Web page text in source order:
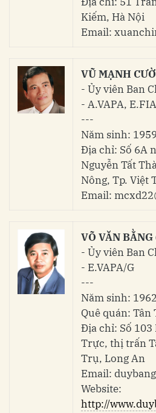
Kiếm, Hà Nội
Email:
VŨ MẠNH
- Ủy viên Ban
- A.VAPA,
---
Năm sinh: 1959
Địa chỉ: Số 6A
Nguyễn Tất
Nông, Tp. Việt
Email:
VÕ VĂN
- Ủy viên Ban
- E.VAPA/G
---
Năm sinh: 1962
Quê quán:
Địa chỉ: Số
Trực, thị trấn
Trụ, Long An
Email:
Website:
http://